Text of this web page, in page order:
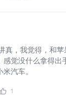
真，我觉得，和
觉没什么拿得出
汽车。
1